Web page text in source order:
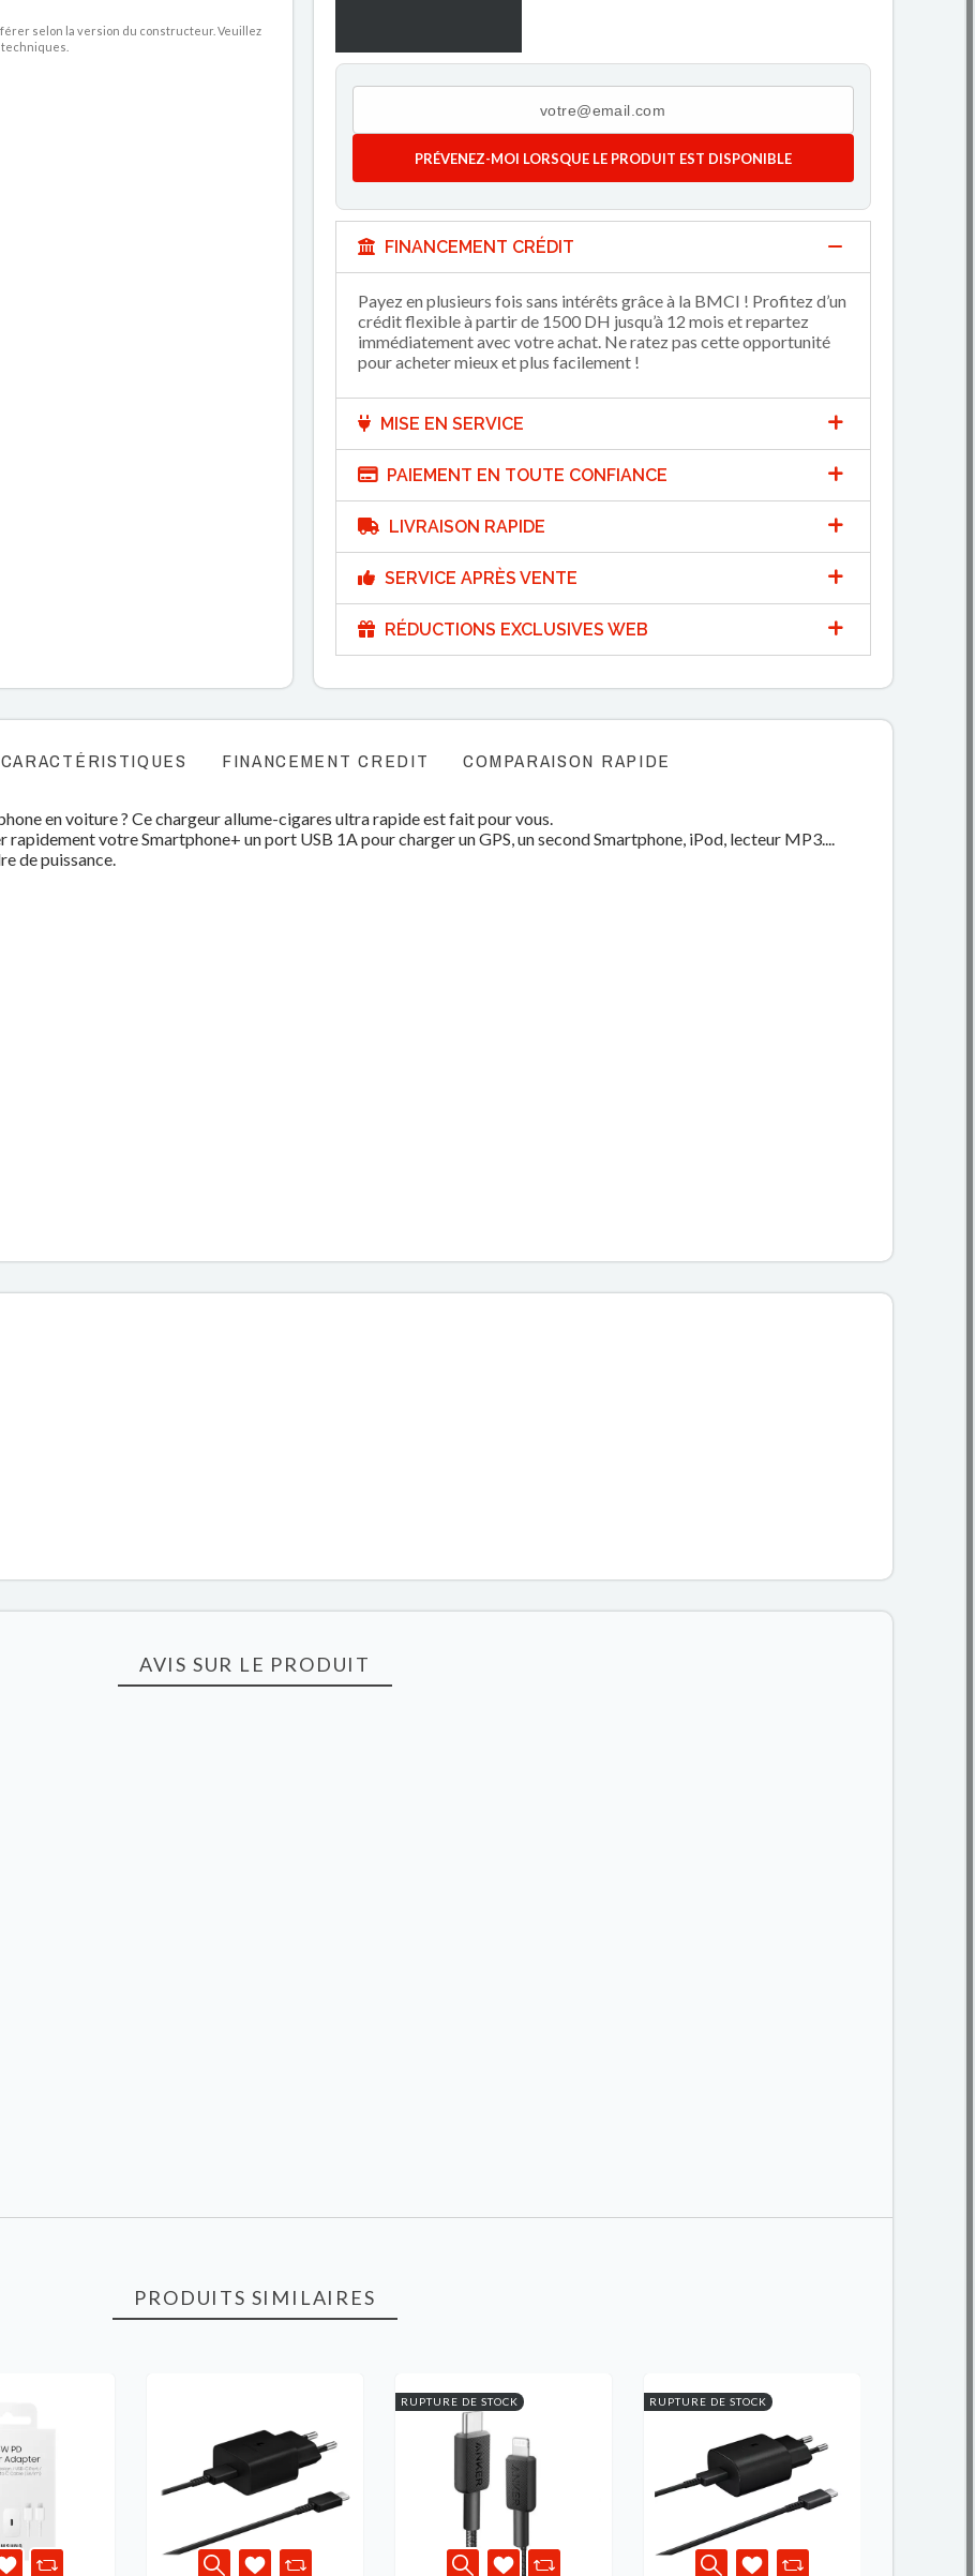
selon la version du constructeur. Veuillez
PRÉVENEZ-MOI LORSQUE LE PRODUIT EST DISPONIBLE
FINANCEMENT CRÉDIT
Payez en plusieurs fois sans intérêts grâce à la BMCI ! Profitez d’un
crédit flexible à partir de 1500 DH jusqu’à 12 mois et repartez
immédiatement avec votre achat. Ne ratez pas cette opportunité
pour acheter mieux et plus facilement !
MISE EN SERVICE
PAIEMENT EN TOUTE CONFIANCE
LIVRAISON RAPIDE
SERVICE APRÈS VENTE
RÉDUCTIONS EXCLUSIVES WEB
CARACTÉRISTIQUES FINANCEMENT CREDIT COMPARAISON RAPIDE
en voiture ? Ce chargeur allume-cigares ultra rapide est fait pour vous.
votre Smartphone+ un port USB 1A pour charger un GPS, un second Smartphone, iPod, lecteur MP3....
de puissance.
AVIS SUR LE PRODUIT
PRODUITS SIMILAIRES
RUPTURE DE STOCK RUPTURE DE STOCK